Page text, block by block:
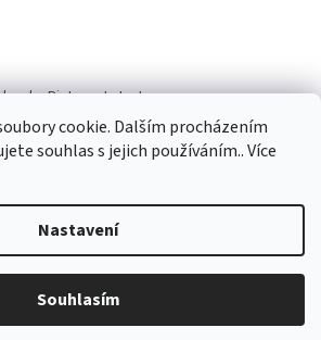
cookie. Dalším procházením
souhlas s jejich používáním.. Více
Nastavení
Souhlasím
Pinterest Instagram
Vytvořil Shoptet
Salesmall.cz. Všechna práva vyhrazena.